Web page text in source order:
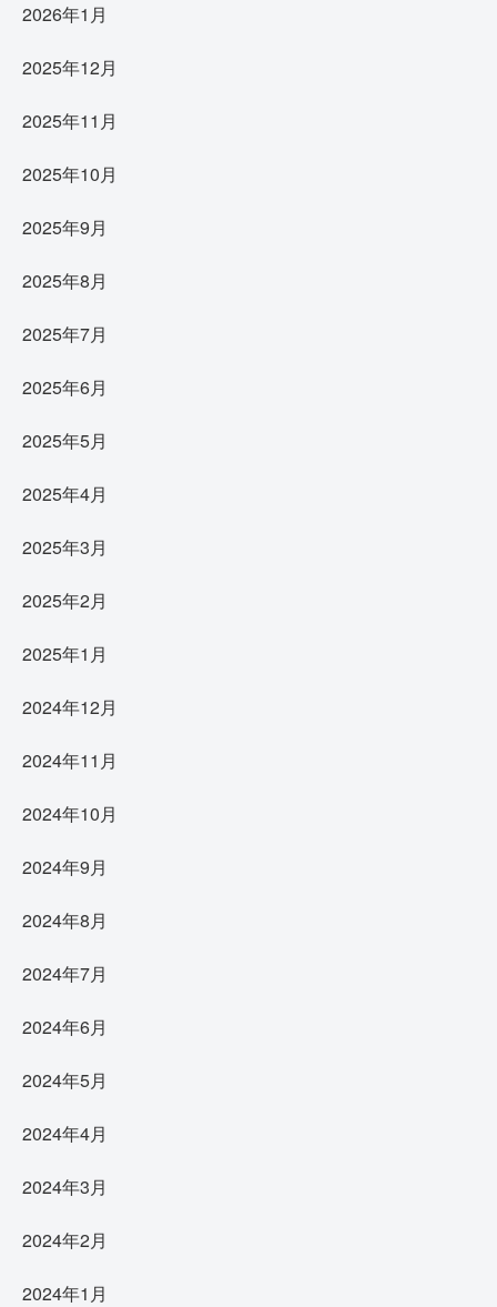
2026年1月
2025年12月
2025年11月
2025年10月
2025年9月
2025年8月
2025年7月
2025年6月
2025年5月
2025年4月
2025年3月
2025年2月
2025年1月
2024年12月
2024年11月
2024年10月
2024年9月
2024年8月
2024年7月
2024年6月
2024年5月
2024年4月
2024年3月
2024年2月
2024年1月